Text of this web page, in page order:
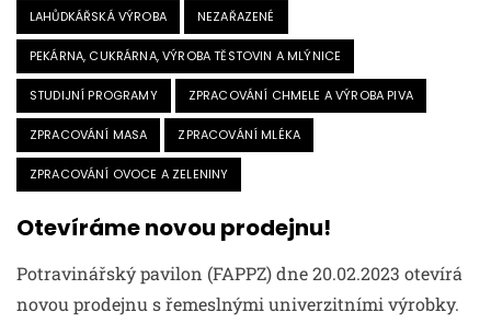
LAHŮDKÁŘSKÁ VÝROBA NEZAŘAZENÉ
PEKÁRNA, CUKRÁRNA, VÝROBA TĚSTOVIN A MLÝNICE
STUDIJNÍ PROGRAMY ZPRACOVÁNÍ CHMELE A VÝROBA PIVA
ZPRACOVÁNÍ MASA ZPRACOVÁNÍ MLÉKA
ZPRACOVÁNÍ OVOCE A ZELENINY
Otevíráme novou prodejnu!
Potravinářský pavilon (FAPPZ) dne 20.02.2023 otevírá
novou prodejnu s řemeslnými univerzitními výrobky.